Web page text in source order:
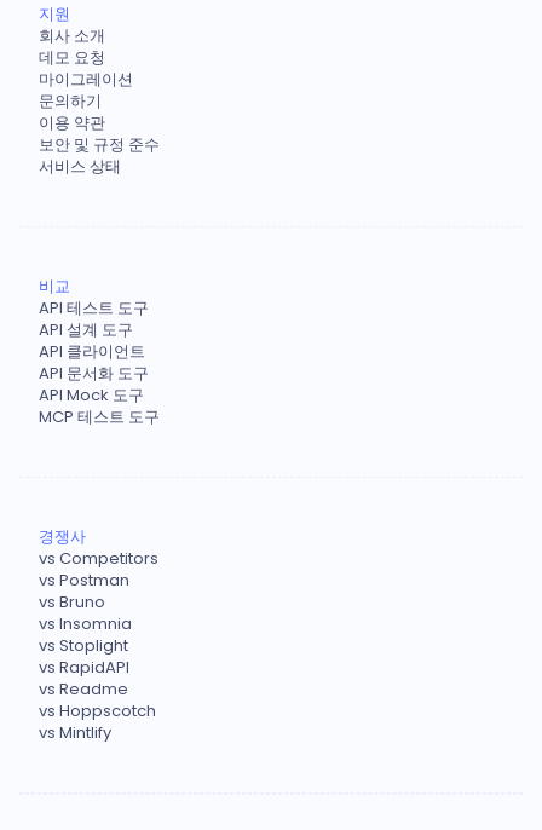
지원
회사 소개
데모 요청
마이그레이션
문의하기
이용 약관
보안 및 규정 준수
서비스 상태
비교
API 테스트 도구
API 설계 도구
API 클라이언트
API 문서화 도구
API Mock 도구
MCP 테스트 도구
경쟁사
vs Competitors
vs Postman
vs Bruno
vs Insomnia
vs Stoplight
vs RapidAPI
vs Readme
vs Hoppscotch
vs Mintlify